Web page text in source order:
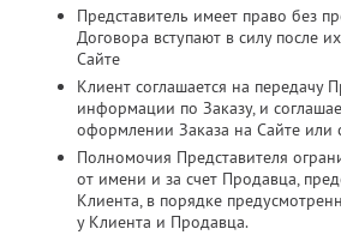
Представитель имеет право без
Договора вступают в силу после
Сайте
Клиент соглашается на передачу
информации по Заказу, и
оформлении Заказа на Сайте
Полномочия Представителя
от имени и за счет Продавца,
Клиента, в порядке
у Клиента и Продавца.